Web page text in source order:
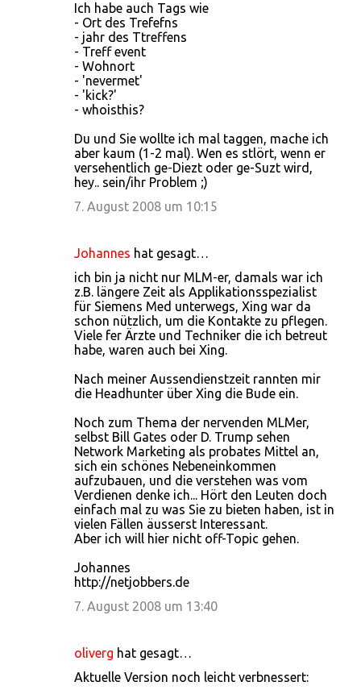
Ich habe auch Tags wie
- Ort des Trefefns
- jahr des Ttreffens
- Treff event
- Wohnort
- 'nevermet'
- 'kick?'
- whoisthis?
Du und Sie wollte ich mal taggen, mache ich
aber kaum (1-2 mal). Wen es stlört, wenn er
versehentlich ge-Diezt oder ge-Suzt wird,
hey.. sein/ihr Problem ;)
7. August 2008 um 10:15
Johannes hat gesagt…
ich bin ja nicht nur MLM-er, damals war ich
z.B. längere Zeit als Applikationsspezialist
für Siemens Med unterwegs, Xing war da
schon nützlich, um die Kontakte zu pflegen.
Viele fer Ärzte und Techniker die ich betreut
habe, waren auch bei Xing.
Nach meiner Aussendienstzeit rannten mir
die Headhunter über Xing die Bude ein.
Noch zum Thema der nervenden MLMer,
selbst Bill Gates oder D. Trump sehen
Network Marketing als probates Mittel an,
sich ein schönes Nebeneinkommen
aufzubauen, und die verstehen was vom
Verdienen denke ich... Hört den Leuten doch
einfach mal zu was Sie zu bieten haben, ist in
vielen Fällen äusserst Interessant.
Aber ich will hier nicht off-Topic gehen.
Johannes
http://netjobbers.de
7. August 2008 um 13:40
oliverg hat gesagt…
Aktuelle Version noch leicht verbnessert: